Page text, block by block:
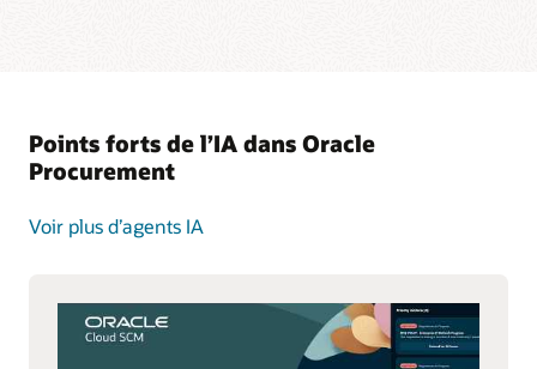
Points forts de l’IA dans Oracle
Procurement
Voir plus d’agents IA